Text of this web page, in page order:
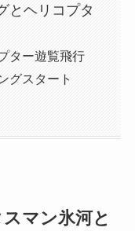
とヘリコプタ
ター遊覧飛行
グスタート
マン氷河と